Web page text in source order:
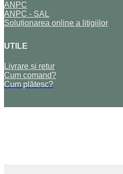
ANPC
ANPC - SAL
Soluționarea online a litigiilor
UTILE
Livrare și retur
Cum comand?
Cum plătesc?